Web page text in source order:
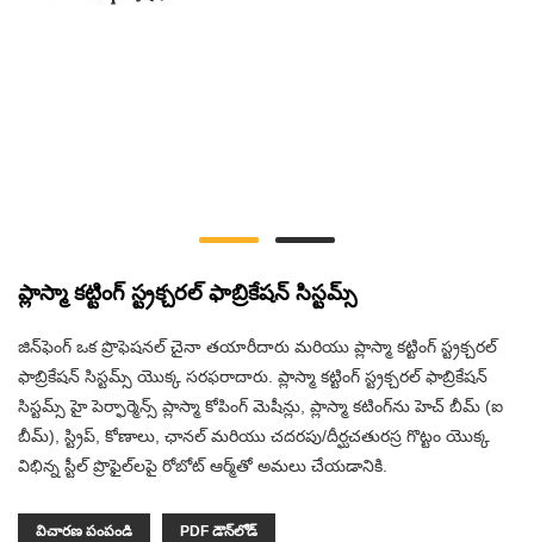
ప్లాస్మా కట్టింగ్ స్ట్రక్చరల్ ఫాబ్రికేషన్ సిస్టమ్స్
జిన్‌ఫెంగ్ ఒక ప్రొఫెషనల్ చైనా తయారీదారు మరియు ప్లాస్మా కట్టింగ్ స్ట్రక్చరల్
ఫాబ్రికేషన్ సిస్టమ్స్ యొక్క సరఫరాదారు. ప్లాస్మా కట్టింగ్ స్ట్రక్చరల్ ఫాబ్రికేషన్
సిస్టమ్స్ హై పెర్ఫార్మెన్స్ ప్లాస్మా కోపింగ్ మెషీన్లు, ప్లాస్మా కటింగ్‌ను హెచ్ బీమ్ (ఐ
బీమ్), స్ట్రిప్, కోణాలు, ఛానల్ మరియు చదరపు/దీర్ఘచతురస్ర గొట్టం యొక్క
విభిన్న స్టీల్ ప్రొఫైల్‌లపై రోబోట్ ఆర్మ్‌తో అమలు చేయడానికి.
విచారణ పంపండి PDF డౌన్‌లోడ్